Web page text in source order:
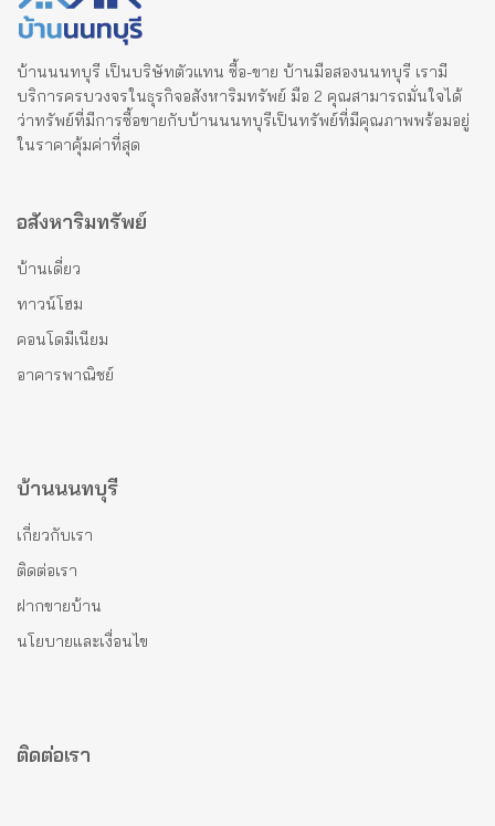
บ้านนนทบุรี เป็นบริษัทตัวแทน ซื้อ-ขาย บ้านมือสองนนทบุรี เรามี
บริการครบวงจรในธุรกิจอสังหาริมทรัพย์ มือ 2 คุณสามารถมั่นใจได้
ว่าทรัพย์ที่มีการซื้อขายกับบ้านนนทบุรีเป็นทรัพย์ที่มีคุณภาพพร้อมอยู่
ในราคาคุ้มค่าที่สุด
อสังหาริมทรัพย์
บ้านเดี่ยว
ทาวน์โฮม
คอนโดมีเนียม
อาคารพาณิชย์
บ้านนนทบุรี
เกี่ยวกับเรา
ติดต่อเรา
ฝากขายบ้าน
นโยบายและเงื่อนไข
ติดต่อเรา